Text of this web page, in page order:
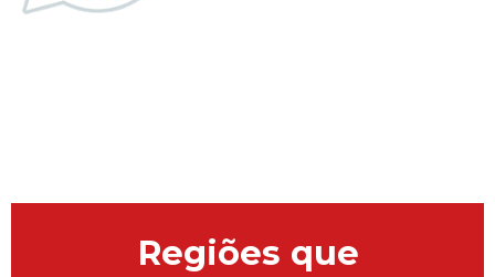
Regiões que